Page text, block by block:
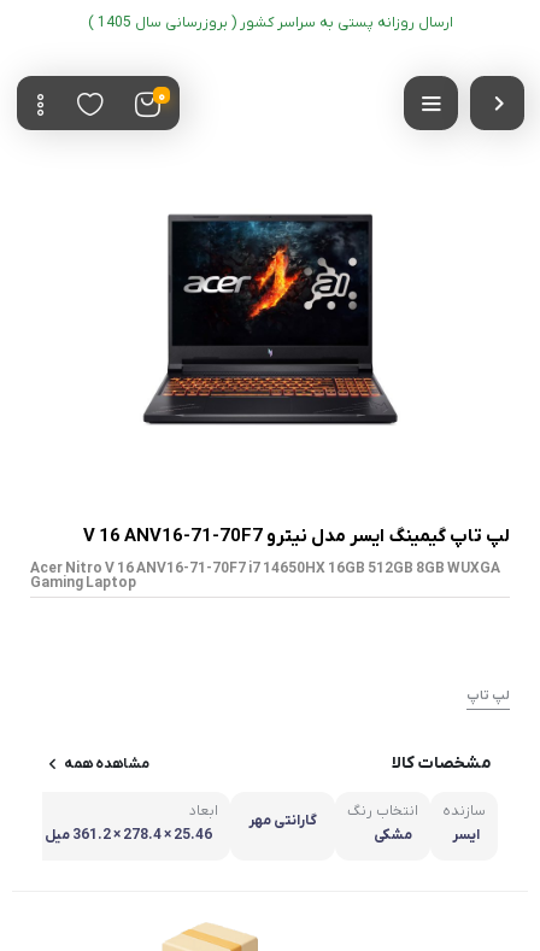
ارسال روزانه پستی به سراسر کشور ( بروزرسانی سال 1405 )
0
لپ تاپ گیمینگ ایسر مدل نیترو V 16 ANV16-71-70F7
Acer Nitro V 16 ANV16-71-70F7 i7 14650HX 16GB 512GB 8GB WUXGA
Gaming Laptop
لپ تاپ
مشخصات کالا مشاهده همه
سازنده
ایسر
انتخاب رنگ
مشکی
گارانتی مهر
ابعاد
25.46 × 278.4 × 361.2 میل